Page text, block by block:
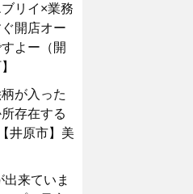
リイ×業務
開店オー
よー（開
が入った
存在する
井原市】美
来ていま